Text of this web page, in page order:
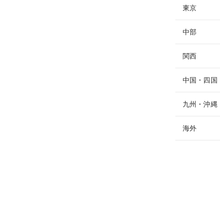
東京
中部
関西
中国・四国
九州・沖縄
海外